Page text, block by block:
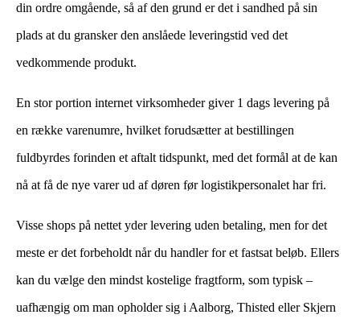
din ordre omgående, så af den grund er det i sandhed på sin
plads at du gransker den anslåede leveringstid ved det
vedkommende produkt.
En stor portion internet virksomheder giver 1 dags levering på
en række varenumre, hvilket forudsætter at bestillingen
fuldbyrdes forinden et aftalt tidspunkt, med det formål at de kan
nå at få de nye varer ud af døren før logistikpersonalet har fri.
Visse shops på nettet yder levering uden betaling, men for det
meste er det forbeholdt når du handler for et fastsat beløb. Ellers
kan du vælge den mindst kostelige fragtform, som typisk –
uafhængig om man opholder sig i Aalborg, Thisted eller Skjern